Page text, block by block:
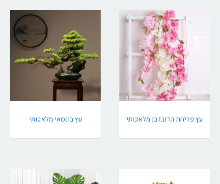
עץ פריחת הדובדבן מלאכותי עץ בונסאי מלאכותי